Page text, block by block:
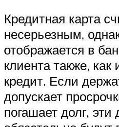
Кредитная карта
несерьезным,
отображается в
клиента также,
кредит. Если
допускает
погашает долг,